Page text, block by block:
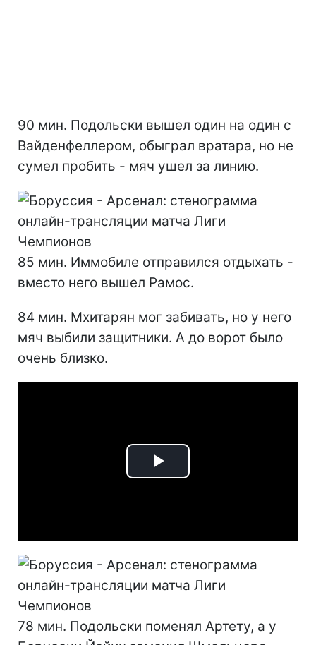
90 мин. Подольски вышел один на один с
Вайденфеллером, обыграл вратара, но не
сумел пробить - мяч ушел за линию.
85 мин. Иммобиле отправился отдыхать -
вместо него вышел Рамос.
84 мин. Мхитарян мог забивать, но у него
мяч выбили защитники. А до ворот было
очень близко.
Play
78 мин. Подольски поменял Артету, а у